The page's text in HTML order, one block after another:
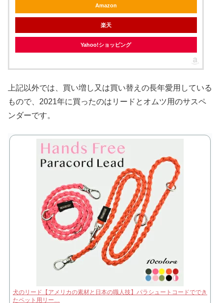
Amazon
楽天
Yahoo!ショッピング
上記以外では、買い増し又は買い替えの長年愛用している
もので、2021年に買ったのはリードとオムツ用のサスペ
ンダーです。
犬のリード【アメリカの素材と日本の職人技】パラシュートコードででき
たペット用リー…